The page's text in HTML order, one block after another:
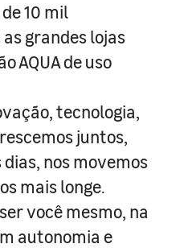
10 mil
grandes lojas
AQUA de uso
tecnologia,
juntos,
nos movemos
mais longe.
você mesmo, na
autonomia e